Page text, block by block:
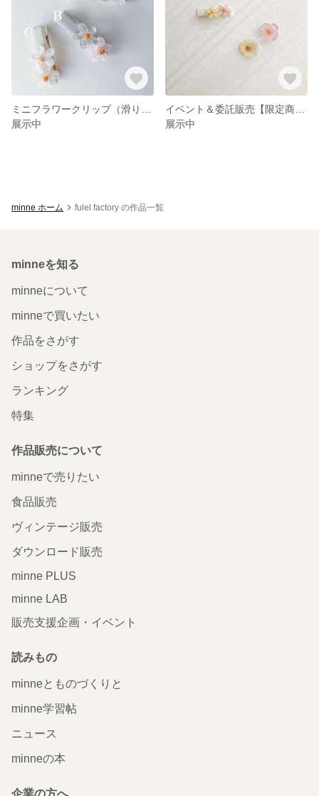
展示中
展示中
minne ホーム fulel factory の作品一覧
minneを知る
minneについて
minneで買いたい
作品をさがす
ショップをさがす
ランキング
特集
作品販売について
minneで売りたい
食品販売
ヴィンテージ販売
ダウンロード販売
minne PLUS
minne LAB
販売支援企画・イベント
読みもの
minneとものづくりと
minne学習帖
ニュース
minneの本
企業の方へ